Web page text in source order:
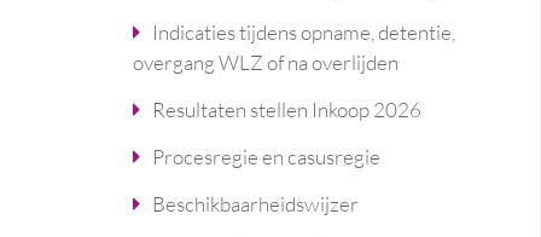
Indicaties tijdens opname, detentie,
overgang WLZ of na overlijden
Resultaten stellen Inkoop 2026
Procesregie en casusregie
Beschikbaarheidswijzer